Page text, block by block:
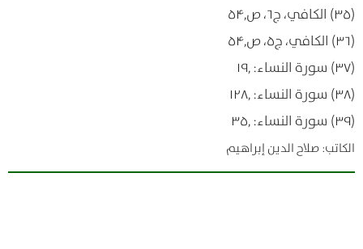
(۳۵) الكافي، ج۶، ص۵۴٫
(۳۶) الكافي، ج۵، ص۵۴٫
(۳۷) سورة النساء: ۱۹٫
(۳۸) سورة النساء: ۱۲۸٫
(۳۹) سورة النساء: ۳۵٫
الکاتب: صلاح الدين إبراهيم